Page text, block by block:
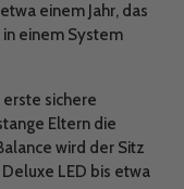
einem Jahr, das
einem System
sichere
Eltern die
wird der Sitz
LED bis etwa